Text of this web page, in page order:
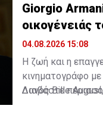
Giorgio
οικογένειάς
04.08.2026 15:08
Η ζωή και η
κινηματογράφο με
Δανός Bille
Διαβάστε